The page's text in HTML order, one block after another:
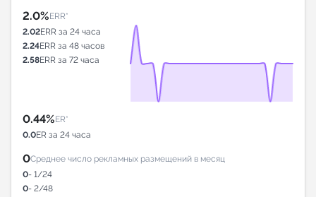
2.0%ERR*
2.02ERR за 24 часа
2.24ERR за 48 часов
2.58ERR за 72 часа
0.44%ER*
0.0ER за 24 часа
0Среднее число рекламных размещений в месяц
0- 1/24
0- 2/48